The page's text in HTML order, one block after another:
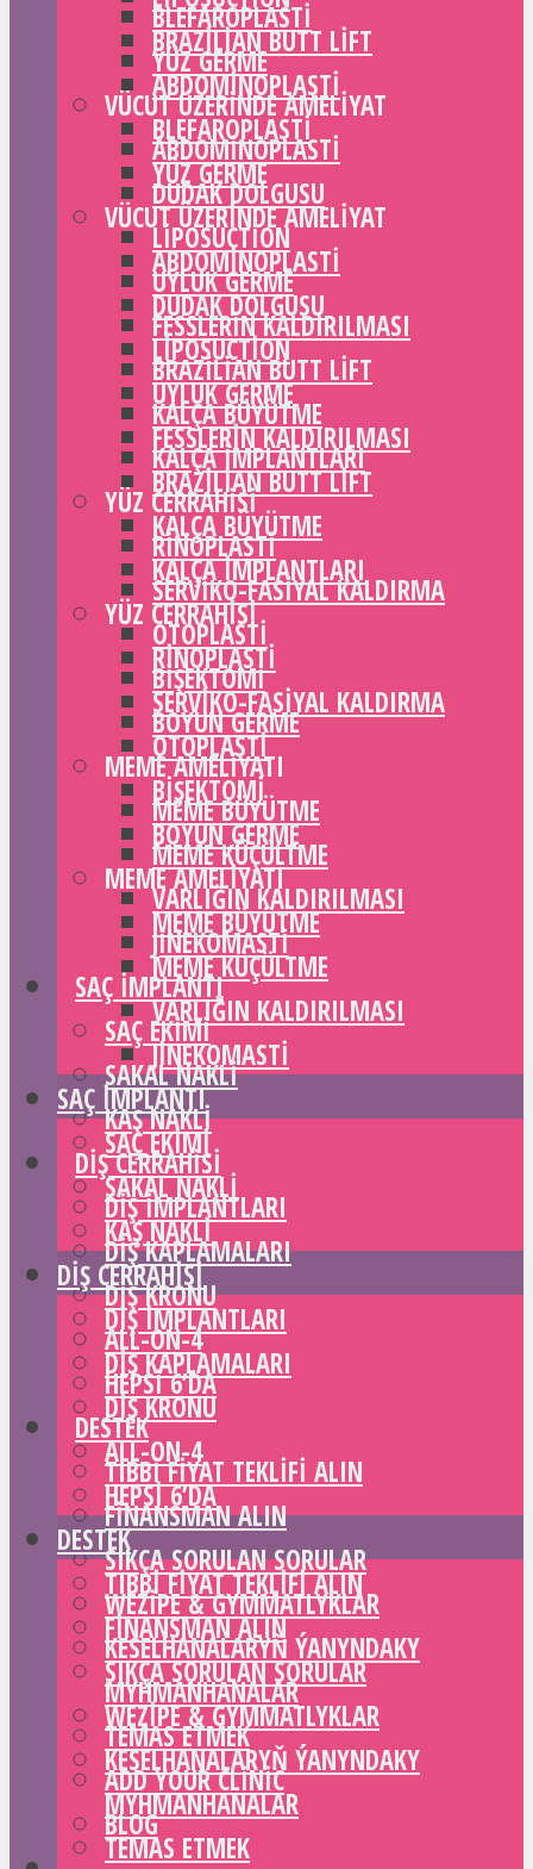
BLEFAROPLASTI
YÜZ GERME
VÜCUT ÜZERINDE AMELIYAT
ABDOMINOPLASTI
DUDAK DOLGUSU
LIPOSUCTION
UYLUK GERME
FESSLERIN KALDIRILMASI
BRAZILIAN BUTT LIFT
KALÇA BÜYÜTME
KALÇA IMPLANTLARI
YÜZ CERRAHISI
RINOPLASTI
SERVIKO-FASIYAL KALDIRMA
OTOPLASTI
BIŞEKTOMI
BOYUN GERME
MEME AMELIYATI
MEME BÜYÜTME
MEME KÜÇÜLTME
VARLIĞIN KALDIRILMASI
JINEKOMASTI
SAÇ IMPLANTI
SAÇ EKIMI
SAKAL NAKLI
KAŞ NAKLI
DIŞ CERRAHISI
DIŞ IMPLANTLARI
DIŞ KAPLAMALARI
DIŞ KRONU
ALL-ON-4
HEPSI 6’DA
DESTEK
TIBBI FIYAT TEKLIFI ALIN
FINANSMAN ALIN
SIKÇA SORULAN SORULAR
WEZIPE & GYMMATLYKLAR
KESELHANALARYŇ ÝANYNDAKY
MYHMANHANALAR
TEMAS ETMEK
ADD YOUR CLINIC
BLOG
BRAZILIAN BUTT LIFT
ABDOMINOPLASTI
BLEFAROPLASTI
YÜZ GERME
VÜCUT ÜZERINDE AMELIYAT
ABDOMINOPLASTI
DUDAK DOLGUSU
LIPOSUCTION
UYLUK GERME
FESSLERIN KALDIRILMASI
BRAZILIAN BUTT LIFT
KALÇA BÜYÜTME
KALÇA IMPLANTLARI
YÜZ CERRAHISI
RINOPLASTI
SERVIKO-FASIYAL KALDIRMA
OTOPLASTI
BIŞEKTOMI
BOYUN GERME
MEME AMELIYATI
MEME BÜYÜTME
MEME KÜÇÜLTME
VARLIĞIN KALDIRILMASI
JINEKOMASTI
SAÇ IMPLANTI
SAÇ EKIMI
SAKAL NAKLI
KAŞ NAKLI
DIŞ CERRAHISI
DIŞ IMPLANTLARI
DIŞ KAPLAMALARI
DIŞ KRONU
ALL-ON-4
HEPSI 6’DA
DESTEK
TIBBI FIYAT TEKLIFI ALIN
FINANSMAN ALIN
SIKÇA SORULAN SORULAR
WEZIPE & GYMMATLYKLAR
KESELHANALARYŇ ÝANYNDAKY
MYHMANHANALAR
TEMAS ETMEK